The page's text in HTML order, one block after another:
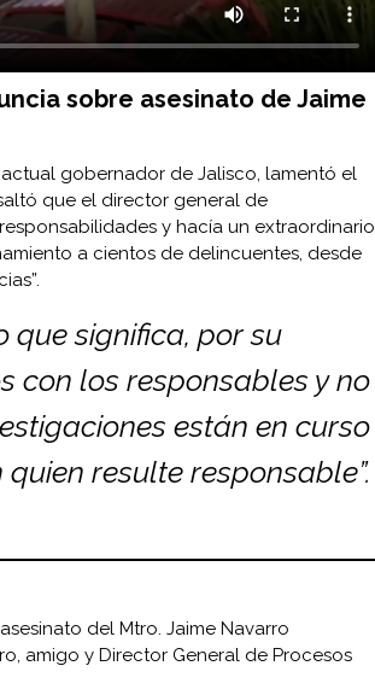
sobre asesinato de Jaime
actual gobernador de Jalisco, lamentó el
que el director general de
y hacía un extraordinario
a cientos de delincuentes, desde
que significa, por su
con los responsables y no
están en curso
resulte responsable”.
del Mtro. Jaime Navarro
amigo y Director General de Procesos